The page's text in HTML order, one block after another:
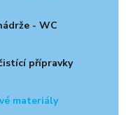
- WC
přípravky
materiály